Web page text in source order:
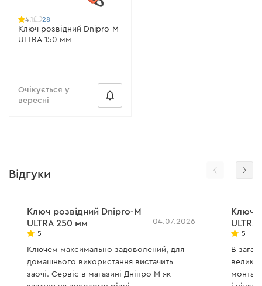
4.1 28
Ключ розвідний Dnipro-M
ULTRA 150 мм
Очікується у
вересні
Відгуки
Ключ розвідний Dnipro-M
ULTRA 250 мм
5
04.07.2026
Ключем максимально задоволений, для
домашнього використання вистачить
заочі. Сервіс в магазині Дніпро М як
Ключ
5
В